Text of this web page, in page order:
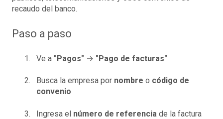
recaudo del banco.
Paso a paso
Ve a "Pagos" → "Pago de facturas"
Busca la empresa por nombre o código de
convenio
Ingresa el número de referencia de la factura